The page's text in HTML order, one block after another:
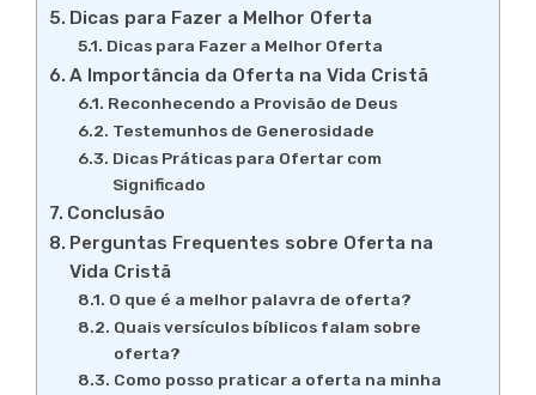
Dicas para Fazer a Melhor Oferta
Dicas para Fazer a Melhor Oferta
A Importância da Oferta na Vida Cristã
Reconhecendo a Provisão de Deus
Testemunhos de Generosidade
Dicas Práticas para Ofertar com
Significado
Conclusão
Perguntas Frequentes sobre Oferta na
Vida Cristã
O que é a melhor palavra de oferta?
Quais versículos bíblicos falam sobre
oferta?
Como posso praticar a oferta na minha